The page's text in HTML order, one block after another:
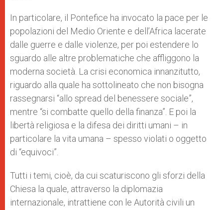
In particolare, il Pontefice ha invocato la pace per le
popolazioni del Medio Oriente e dell’Africa lacerate
dalle guerre e dalle violenze, per poi estendere lo
sguardo alle altre problematiche che affliggono la
moderna società. La crisi economica innanzitutto,
riguardo alla quale ha sottolineato che non bisogna
rassegnarsi “allo spread del benessere sociale”,
mentre “si combatte quello della finanza”. E poi la
libertà religiosa e la difesa dei diritti umani – in
particolare la vita umana – spesso violati o oggetto
di “equivoci”.
Tutti i temi, cioè, da cui scaturiscono gli sforzi della
Chiesa la quale, attraverso la diplomazia
internazionale, intrattiene con le Autorità civili un